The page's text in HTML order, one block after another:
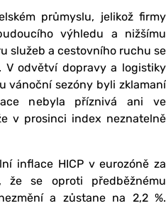
průmyslu, jelikož firmy
výhledu a nižšímu
služeb a cestovního ruchu se
V odvětví dopravy a logistiky
vánoční sezóny byli zklamaní
nebyla příznivá ani ve
v prosinci index neznatelně
inflace HICP v eurozóně za
že se oproti předběžnému
a zůstane na 2,2 %.